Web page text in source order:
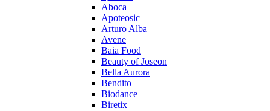
Aboca
Apoteosic
Arturo Alba
Avene
Baia Food
Beauty of Joseon
Bella Aurora
Bendito
Biodance
Biretix